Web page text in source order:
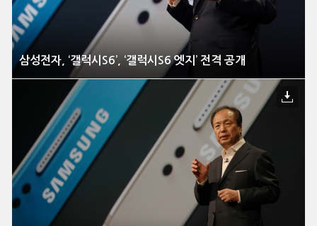
삼성전자, ‘갤럭시S6’, ‘갤럭시S6 엣지’ 전격 공개